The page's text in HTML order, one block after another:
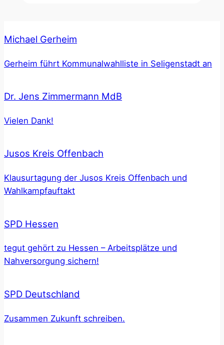
Michael Gerheim
Gerheim führt Kommunalwahlliste in Seligenstadt an
Dr. Jens Zimmermann MdB
Vielen Dank!
Jusos Kreis Offenbach
Klausurtagung der Jusos Kreis Offenbach und
Wahlkampfauftakt
SPD Hessen
tegut gehört zu Hessen – Arbeitsplätze und
Nahversorgung sichern!
SPD Deutschland
Zusammen Zukunft schreiben.